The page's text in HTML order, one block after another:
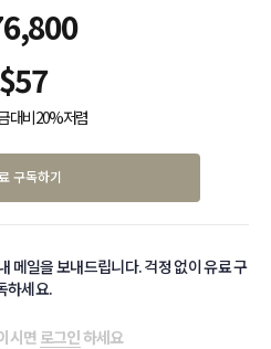
$57
대비 20% 저렴
구독하기
메일을 보내드립니다. 걱정 없이 유료 구
하세요.
시면 로그인하세요